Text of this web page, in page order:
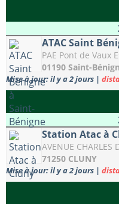
ATAC Saint
PAE Pont de Vaux
01190 Saint-
Mise à jour: il y a 2 jours |
Station Atac à
AVENUE CHARLES
71250 CLUNY
Mise à jour: il y a 2 jours |